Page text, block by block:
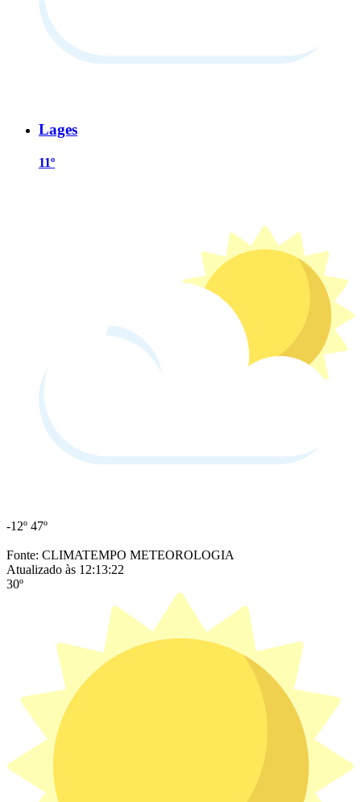
Lages
11º
-12º 47º
Fonte: CLIMATEMPO METEOROLOGIA
Atualizado às 12:13:22
30º